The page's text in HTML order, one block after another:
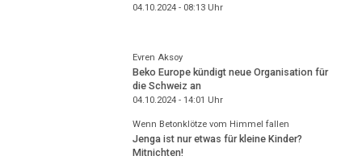
04.10.2024 - 08:13Uhr
Evren Aksoy
Beko Europe kündigt neue Organisation für
die Schweiz an
04.10.2024 - 14:01 Uhr
Wenn Betonklötze vom Himmel fallen
Jenga ist nur etwas für kleine Kinder?
Mitnichten!